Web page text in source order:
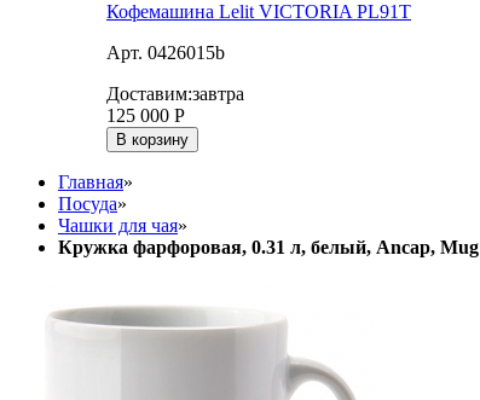
Кофемашина Lelit VICTORIA PL91T
Арт. 0426015b
Доставим:завтра
125 000 Р
В корзину
Главная»
Посуда»
Чашки для чая»
Кружка фарфоровая, 0.31 л, белый, Ancap, Mug